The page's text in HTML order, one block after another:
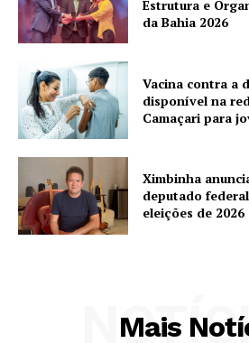
Estrutura e
da Bahia 2026
Vacina contra a
disponível na
Camaçari para
Ximbinha
deputado
eleições de 2026
Mais